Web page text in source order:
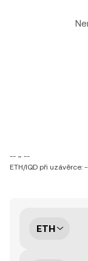
-- ~ --
ETH/IQD při uzávěrce:
ETH